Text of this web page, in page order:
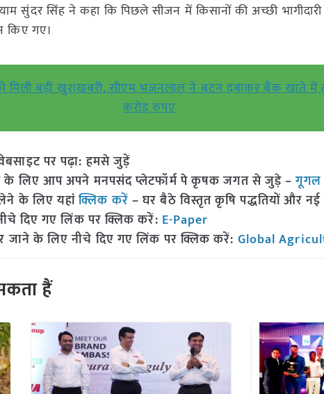
सिंह ने कहा कि पिछले सीजन में किसानों की अच्छी
किए गए।
मिली बड़ी खुशखबरी, सीएम भजनलाल ने बटन दबाकर बैंक खाते में
करोड़ रुपए
पर पढ़ा: हमसे जुड़ें
के लिए आप अपने मनपसंद प्लेटफॉर्म पे कृषक जगत से जुड़े –गूगल
के लिए यहांक्लिक करें – घर बैठे विस्तृत कृषि पद्धतियों और
दिए गए लिंक पर क्लिक करें: E-Paper
जाने के लिए नीचे दिए गए लिंक पर क्लिक करें: Global
हैं